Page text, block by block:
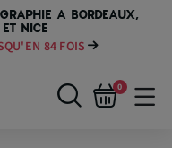
A BORDEAUX,
NICE
84 FOIS
0